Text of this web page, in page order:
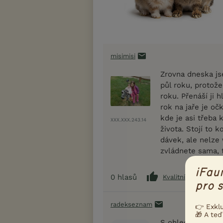
misimisi
XXX.XXX.243.14
Zrovna dneska
půl roku,
roku. Přenáší ji
rok na jaře je
kde je asi třeba
života. Stojí to
dávek, ale nelze
zvládnete
0 hlasů Kvalitní příspěvek
radekseznam
pro
👉
🎁 A